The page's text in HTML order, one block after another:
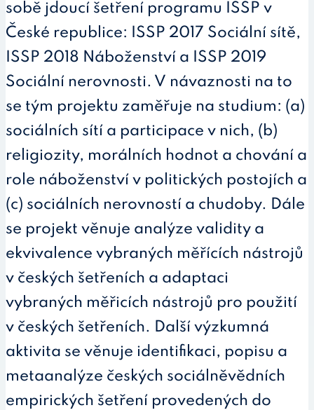
sobě jdoucí šetření programu ISSP v
České republice: ISSP 2017 Sociální sítě,
ISSP 2018 Náboženství a ISSP 2019
Sociální nerovnosti. V návaznosti na to
se tým projektu zaměřuje na studium: (a)
sociálních sítí a participace v nich, (b)
religiozity, morálních hodnot a chování a
role náboženství v politických postojích a
(c) sociálních nerovností a chudoby. Dále
se projekt věnuje analýze validity a
ekvivalence vybraných měřících nástrojů
v českých šetřeních a adaptaci
vybraných měřicích nástrojů pro použití
v českých šetřeních. Další výzkumná
aktivita se věnuje identifikaci, popisu a
metaanalýze českých sociálněvědních
empirických šetření provedených do